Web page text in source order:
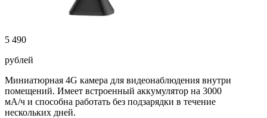
5 490
рублей
Миниатюрная 4G камера для видеонаблюдения внутри
помещений. Имеет встроенный аккумулятор на 3000
мА/ч и способна работать без подзарядки в течение
нескольких дней.